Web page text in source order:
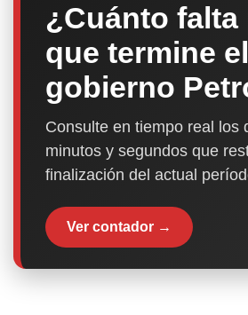
¿Cuánto falta
que termine el
gobierno
Consulte en tiempo real los
minutos y segundos que
finalización del actual
Ver contador →